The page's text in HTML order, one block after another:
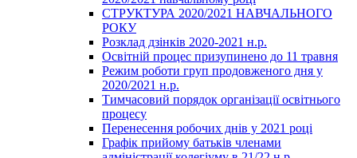
СТРУКТУРА 2020/2021 НАВЧАЛЬНОГО
РОКУ
Розклад дзінків 2020-2021 н.р.
Освітній процес призупинено до 11 травня
Режим роботи груп продовженого дня у
2020/2021 н.р.
Тимчасовий порядок організації освітнього
процесу
Перенесення робочих днів у 2021 році
Графік прийому батьків членами